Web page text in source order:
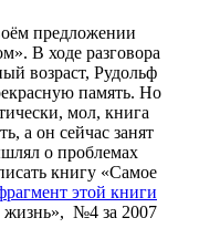
предложении
В ходе разговора
возраст, Рудольф
память. Но
мол, книга
а он сейчас занят
о проблемах
книгу «Самое
этой книги
жизнь», №4 за 2007